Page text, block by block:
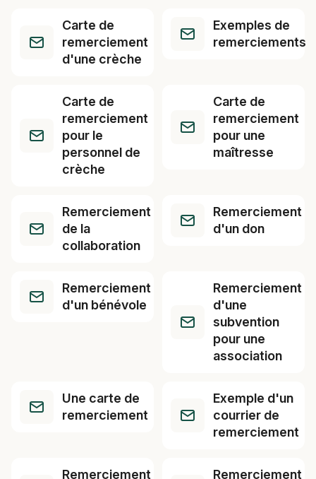
Carte de
remerciement
d'une crèche
Exemples de
remerciements
Carte de
remerciement
pour le
personnel de
crèche
Carte de
remerciement
pour une
maîtresse
Remerciement
de la
collaboration
Remerciement
d'un don
Remerciement
d'un bénévole
Remerciement
d'une
subvention
pour une
association
Une carte de
remerciement
Exemple d'un
courrier de
remerciement
Remerciement
Remerciement